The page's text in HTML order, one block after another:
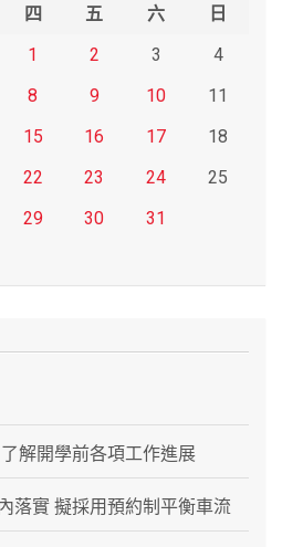
四 五 六
日
1
2 3
4
8 9 10
11
15 16 17
18
22 23 24
25
29 30
31
解開學前各項工作進展
落實 擬採用預約制平衡車流